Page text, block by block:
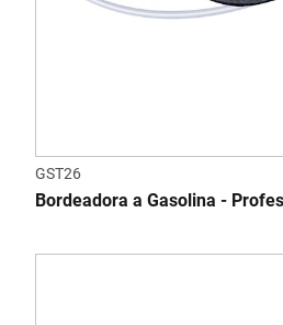
GST26
Bordeadora a Gasolina -